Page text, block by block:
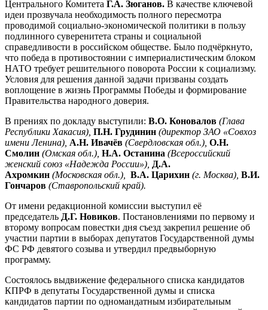
Центрального Комитета Г.А. Зюганов. В качестве ключевой
идеи прозвучала необходимость полного пересмотра
проводимой социально-экономической политики в пользу
подлинного суверенитета страны и социальной
справедливости в российском обществе. Было подчёркнуто,
что победа в противостоянии с империалистическим блоком
НАТО требует решительного поворота России к социализму.
Условия для решения данной задачи призваны создать
воплощение в жизнь Программы Победы и формирование
Правительства народного доверия.
В прениях по докладу выступили: В.О. Коновалов (Глава
Республики Хакасия), П.Н. Грудинин (директор ЗАО «Совхоз
имени Ленина), А.Н. Ивачёв (Свердловская обл.), О.Н.
Смолин (Омская обл.), Н.А. Останина (Всероссийский
женский союз «Надежда России»), Д.А.
Ахромкин (Московская обл.), В.А. Царихин (г. Москва), В.И.
Гончаров (Ставропольский край).
От имени редакционной комиссии выступил её
председатель Д.Г. Новиков. Постановлениями по первому и
второму вопросам повестки дня съезд закрепил решение об
участии партии в выборах депутатов Государственной думы
ФС РФ девятого созыва и утвердил предвыборную
программу.
Состоялось выдвижение федерального списка кандидатов
КПРФ в депутаты Государственной думы и списка
кандидатов партии по одномандатным избирательным